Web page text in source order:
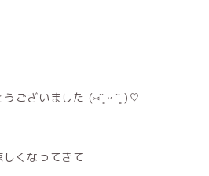
ございました (⑅˘͈ ᵕ ˘͈ )♡
くなってきて